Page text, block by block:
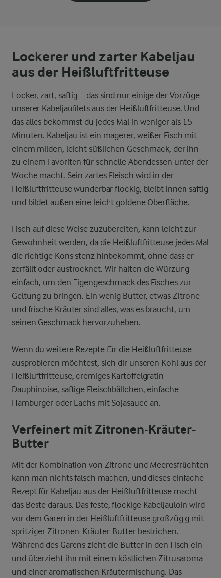
Lockerer und zarter Kabeljau
aus der Heißluftfritteuse
Locker, zart, saftig – das sind nur einige der Vorzüge
unserer Kabeljaufilets aus der Heißluftfritteuse. Und
das alles bekommst du jedes Mal in weniger als 15
Minuten. Kabeljau ist ein magerer, weißer Fisch mit
einem milden, leicht süßlichen Geschmack, der ihn
zu einem Favoriten für schnelle Abendessen unter der
Woche macht. Sein zartes Fleisch wird in der
Heißluftfritteuse wunderbar flockig, bleibt innen saftig
und bildet außen eine leicht goldene Oberfläche.
Fisch auf diese Weise zuzubereiten, kann leicht zur
Gewohnheit werden, da die Heißluftfritteuse jedes Mal
die richtige Konsistenz hinbekommt, ohne dass er
zerfällt oder austrocknet. Wir halten die Würzung
einfach, um den Eigengeschmack des Fisches zur
Geltung zu bringen. Ein wenig Butter, etwas Zitrone
und frische Kräuter sind alles, was es braucht, um
seinen Geschmack hervorzuheben.
Wenn du weitere Rezepte für die Heißluftfritteuse
ausprobieren möchtest, sieh dir unseren Kohl aus der
Heißluftfritteuse, cremiges Kartoffelgratin
Dauphinoise, saftige Fleischbällchen, einfache
Hamburger oder Lachs mit Sojasauce an.
Verfeinert mit Zitronen-Kräuter-
Butter
Mit der Kombination von Zitrone und Meeresfrüchten
kann man nichts falsch machen, und dieses einfache
Rezept für Kabeljau aus der Heißluftfritteuse macht
das Beste daraus. Das feste, flockige Kabeljauloin wird
vor dem Garen in der Heißluftfritteuse großzügig mit
spritziger Zitronen-Kräuter-Butter bestrichen.
Während des Garens zieht die Butter in den Fisch ein
und überzieht ihn mit einem köstlichen Zitrusaroma
und einer aromatischen Kräutermischung. Das